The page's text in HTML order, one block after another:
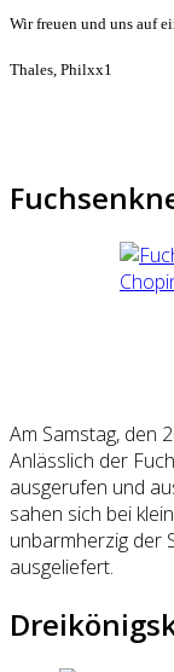
Wir freuen und uns auf
Thales, Philxx1
Am Samstag, den
Anlässlich der
ausgerufen und
sahen sich bei
unbarmherzig der
ausgeliefert.